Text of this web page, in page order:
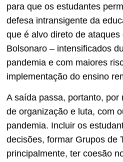
para que os estudantes
defesa intransigente da
que é alvo direto de ataques
Bolsonaro – intensificados
pandemia e com maiores
implementação do ensino
A saída passa, portanto, por
de organização e luta, com
pandemia. Incluir os
decisões, formar Grupos de
principalmente, ter coesão